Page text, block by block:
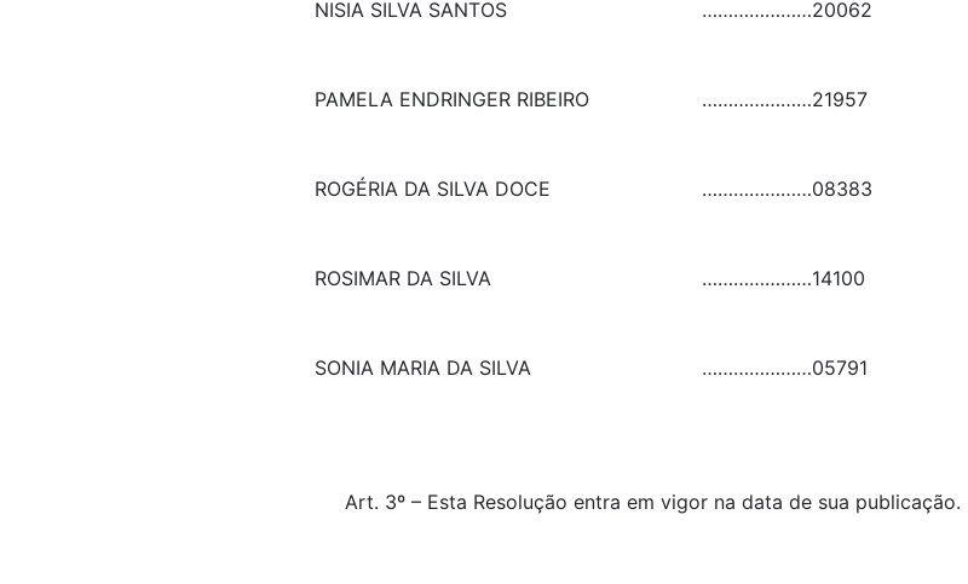
NISIA SILVA SANTOS …………………20062
PAMELA ENDRINGER RIBEIRO …………………21957
ROGÉRIA DA SILVA DOCE …………………08383
ROSIMAR DA SILVA …………………14100
SONIA MARIA DA SILVA …………………05791
Art. 3º – Esta Resolução entra em vigor na data de sua publicação.